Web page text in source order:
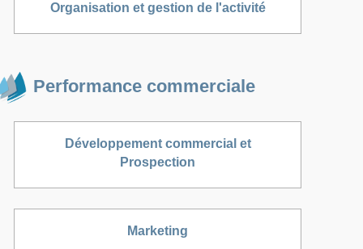
Organisation et gestion de l'activité
Performance commerciale
Développement commercial et
Prospection
Marketing